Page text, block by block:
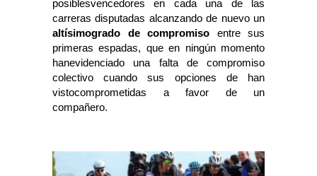
posiblesvencedores en cada una de las
carreras disputadas alcanzando de nuevo un
altísimogrado de compromiso entre sus
primeras espadas, que en ningún momento
hanevidenciado una falta de compromiso
colectivo cuando sus opciones de han
vistocomprometidas a favor de un
compañero.